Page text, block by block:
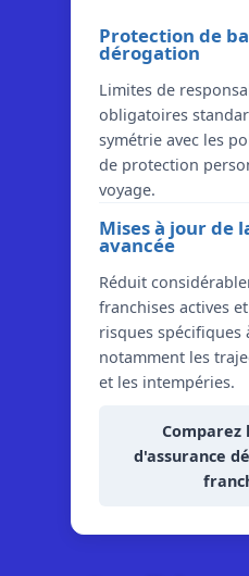
Protection de
dérogation
Limites de
obligatoires
symétrie avec les
de protection
voyage.
Mises à jour de
avancée
Réduit
franchises actives
risques spécifiques
notamment les
et les intempéries.
Comparez
d'assurance